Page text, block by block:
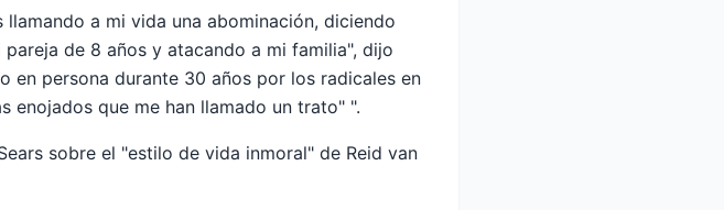
a mi vida una abominación, diciendo
de 8 años y atacando a mi familia", dijo
en persona durante 30 años por los radicales en
que me han llamado un trato" ".
sobre el "estilo de vida inmoral" de Reid van